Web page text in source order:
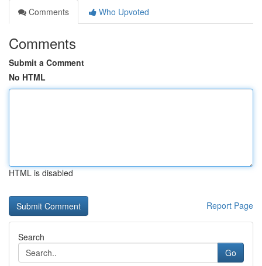
Comments
Who Upvoted
Comments
Submit a Comment
No HTML
HTML is disabled
Report Page
Search
Go